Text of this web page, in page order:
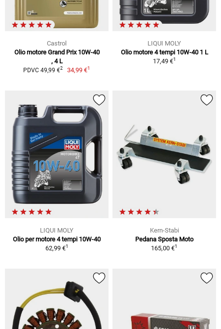
Castrol
Olio motore Grand Prix 10W-40
, 4 L
PDVC 49,99 €2 34,99 €1
LIQUI MOLY
Olio motore 4 tempi 10W-40 1 L
17,49 €1
LIQUI MOLY
Olio per motore 4 tempi 10W-40
62,99 €1
Kern-Stabi
Pedana Sposta Moto
165,00 €1